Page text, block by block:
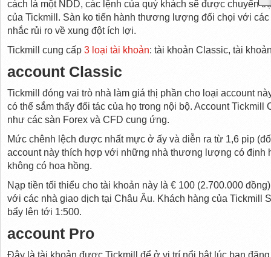
cách là một NDD, các lệnh của quý khách sẽ được chuyển
của Tickmill. Sàn ko tiến hành thương lượng đối chọi với
nhắc rủi ro về xung đột ích lợi.
Tickmill cung cấp 3 loại tài khoản: tài khoản Classic, tài
account Classic
Tickmill đóng vai trò nhà làm giá thị phần cho loại account
có thể sắm thấy đối tác của họ trong nội bộ. Account Tickmill
như các sàn Forex và CFD cung ứng.
Mức chênh lệch được nhất mực ở ấy và diễn ra từ 1,6 pip
account này thích hợp với những nhà thương lượng có định
không có hoa hồng.
Nạp tiền tối thiểu cho tài khoản này là € 100 (2.700.000
với các nhà giao dịch tại Châu Âu. Khách hàng của
bẩy lên tới 1:500.
account Pro
Đây là tài khoản được Tickmill để ở vị trí nổi bật lúc bạn